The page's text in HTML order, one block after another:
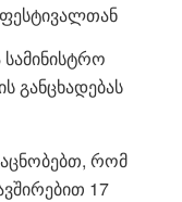
ფესტივალთან
სამინისტრო
განცხადებას
რომ
17